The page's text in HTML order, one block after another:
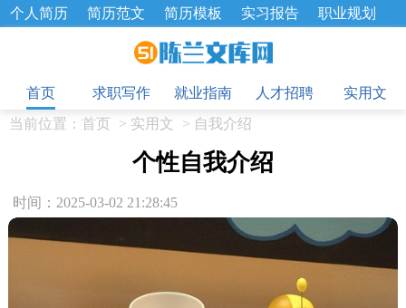
个人简历 简历范文 简历模板 实习报告
职业规划
招聘选拔 绩效考核 企业文化
工作总结
辞职报告
首页
求职写作 就业指南 人才招聘
实用文
当前位置： 首页 > 实用文 > 自我介绍
个性自我介绍
时间：2025-03-02 21:28:45